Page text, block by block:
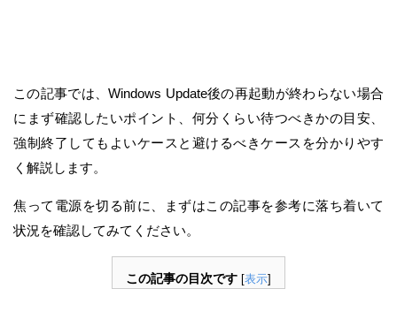
この記事では、Windows Update後の再起動が終わらない場合
にまず確認したいポイント、何分くらい待つべきかの目安、
強制終了してもよいケースと避けるべきケースを分かりやす
く解説します。
焦って電源を切る前に、まずはこの記事を参考に落ち着いて
状況を確認してみてください。
この記事の目次です [表示]